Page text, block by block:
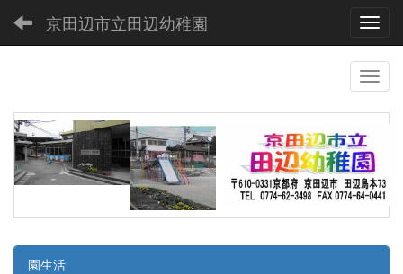
京田辺市立田辺幼稚園
園生活